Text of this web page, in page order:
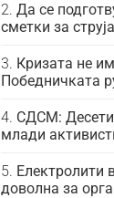
Да се
сметки за струја
Кризата не
Победничката
СДСМ:
млади
Електролити
доволна за